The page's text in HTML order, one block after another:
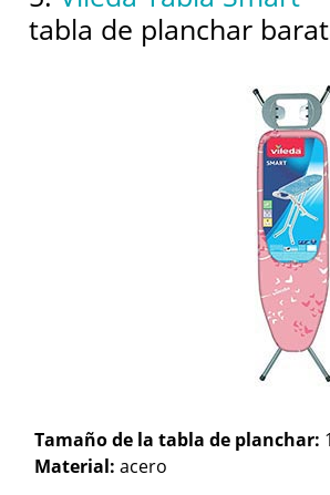
tabla de planchar
Tamaño de la tabla de planchar:
Material: acero